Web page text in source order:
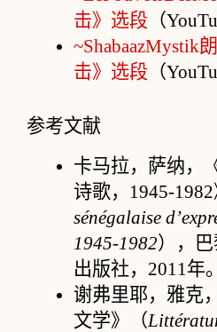
击》选段 （
~ShabaazMystik
击》选段 （
参考文献
卡马拉，萨纳，
诗歌，1945-
sénégalaise
1945-1982），巴
出版社，2011年。
谢弗里耶，雅克
文学》（